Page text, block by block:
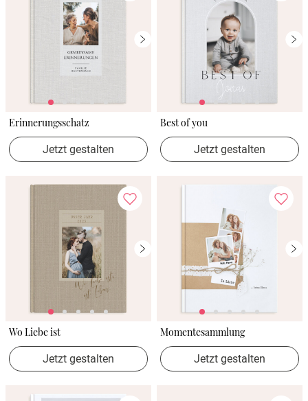
Erinnerungsschatz
Jetzt gestalten
Best of you
Jetzt gestalten
Wo Liebe ist
Jetzt gestalten
Momentesammlung
Jetzt gestalten